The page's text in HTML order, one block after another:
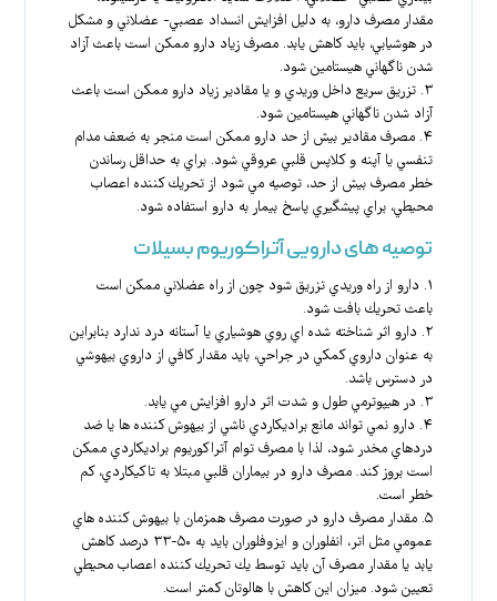
مقدار مصرف دارو، به دليل افزايش انسداد عصبي- عضلاني و مشكل
در هوشيابي، بايد كاهش يابد. مصرف زياد دارو ممكن است باعث آزاد
شدن ناگهاني هيستامين شود.
۳. تزريق سريع داخل وريدي و يا مقادير زياد دارو ممكن است باعث
آزاد شدن ناگهاني هيستامين شود.
۴. مصرف مقادير بيش از حد دارو ممكن است منجر به ضعف مدام
تنفسي يا آپنه و كلاپس قلبي عروقي شود. براي به حداقل رساندن
خطر مصرف بيش از حد، توصيه مي شود از تحريك كننده اعصاب
محيطي، براي پيشگيري پاسخ بيمار به دارو استفاده شود.
توصیه های دارویی آتراکوریوم بسیلات
۱. دارو از راه وريدي تزريق شود چون از راه عضلاني ممكن است
باعث تحريك بافت شود.
۲. دارو اثر شناخته شده اي روي هوشياري يا آستانه درد ندارد بنابراين
به عنوان داروي كمكي در جراحي، بايد مقدار كافي از داروي بيهوشي
در دسترس باشد.
۳. در هيپوترمي طول و شدت اثر دارو افزايش مي يابد.
۴. دارو نمي تواند مانع براديكاردي ناشي از بيهوش كننده ها يا ضد
دردهاي مخدر شود، لذا با مصرف توام آتراكوريوم براديكاردي ممكن
است بروز كند. مصرف دارو در بيماران قلبي مبتلا به تاكيكاردي، كم
خطر است.
۵. مقدار مصرف دارو در صورت مصرف همزمان با بيهوش كننده هاي
عمومي مثل اتر، انفلوران و ايزوفلوران بايد به ۵۰-۳۳ درصد كاهش
يابد يا مقدار مصرف آن بايد توسط يك تحريك كننده اعصاب محيطي
تعيين شود. ميزان اين كاهش با هالوتان كمتر است.